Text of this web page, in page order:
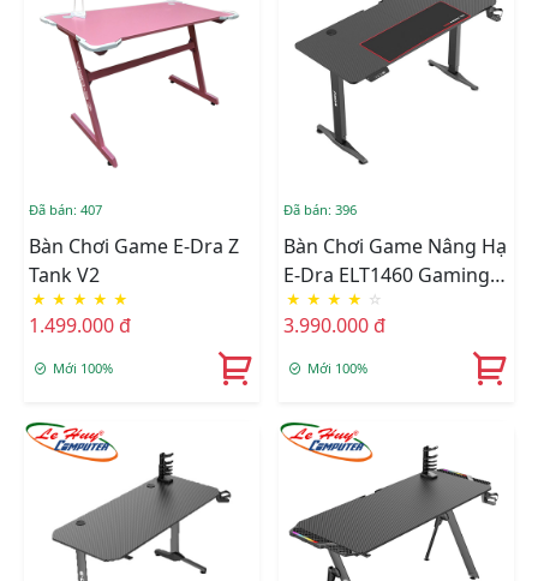
Đã bán: 407
Bàn Chơi Game E-Dra Z
Tank V2
★ ★ ★ ★ ★
1.499.000 đ
Mới 100%
Đã bán: 396
Bàn Chơi Game Nâng Hạ
E-Dra ELT1460 Gaming
Master
★ ★ ★ ★ ☆
3.990.000 đ
Mới 100%